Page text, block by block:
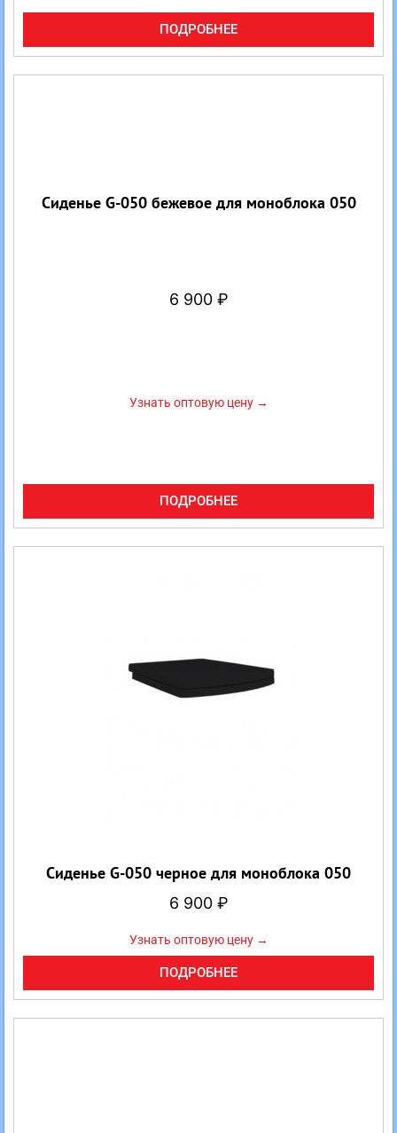
ПОДРОБНЕЕ
Сиденье G-050 бежевое для моноблока 050
6 900 ₽
Узнать оптовую цену →
ПОДРОБНЕЕ
Сиденье G-050 черное для моноблока 050
6 900 ₽
Узнать оптовую цену →
ПОДРОБНЕЕ